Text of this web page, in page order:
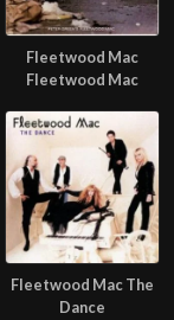
Fleetwood Mac
Fleetwood Mac
Fleetwood Mac The
Dance